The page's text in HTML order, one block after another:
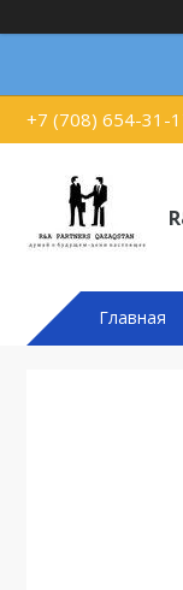
+7 (708) 654-31-
Главная